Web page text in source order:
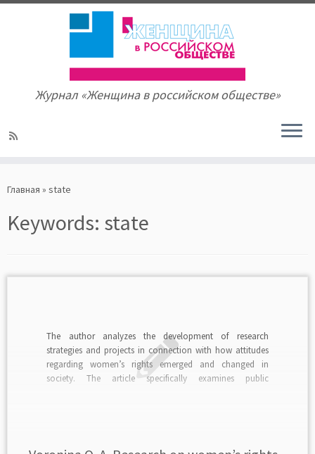
to
Журнал «Женщина в российском обществе»
Главная » state
Keywords: state
The author analyzes the development of research
strategies and projects in connection with how attitudes
regarding women’s rights emerged and changed in
society. The article specifically examines public